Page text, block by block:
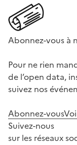
Abonnez-vous à
Pour ne rien
de l’open data,
suivez nos
Abonnez-vous
Suivez-nous
sur les réseaux